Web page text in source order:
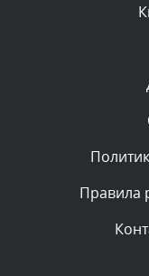
администратором.
администратором.
Правила